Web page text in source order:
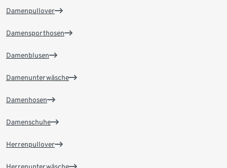
Damenpullover
Damensporthosen
Damenblusen
Damenunterwäsche
Damenhosen
Damenschuhe
Herrenpullover